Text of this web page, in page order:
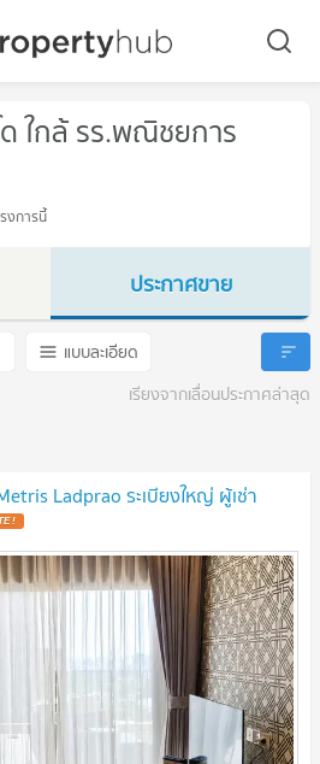
ใกล้ รร.พณิชยการ
รงการนี้
ประกาศขาย
รร.พณิชยการสันติราษฎร์
แบบละเอียด
เรียงจากเลื่อนประกาศล่าสุด
Ladprao ระเบียงใหญ่ ผู้เช่า